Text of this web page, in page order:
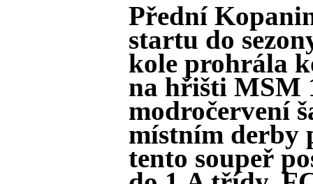
Přední
startu do
kole prohrála
na hřišti MSM
modročervení
místním derby
tento soupeř